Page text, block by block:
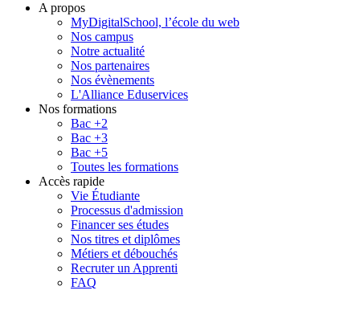
A propos
MyDigitalSchool, l’école du web
Nos campus
Notre actualité
Nos partenaires
Nos évènements
L'Alliance Eduservices
Nos formations
Bac +2
Bac +3
Bac +5
Toutes les formations
Accès rapide
Vie Étudiante
Processus d'admission
Financer ses études
Nos titres et diplômes
Métiers et débouchés
Recruter un Apprenti
FAQ